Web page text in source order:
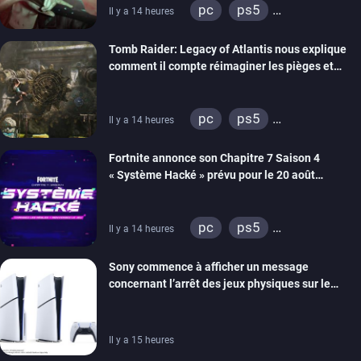
Il y a 14 heures pc
ps5
Tomb Raider: Legacy of Atlantis nous explique
comment il compte réimaginer les pièges et
Il y a 14 heures pc
ps5
Fortnite annonce son Chapitre 7 Saison 4
« Système Hacké » prévu pour le 20 août
Il y a 14 heures pc
ps5
ios
android
xbox one
switch 2
Sony commence à afficher un message
concernant l’arrêt des jeux physiques sur le
Il y a 15 heures